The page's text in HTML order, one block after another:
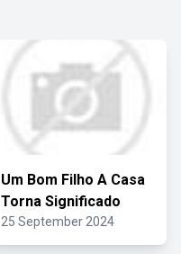
Um Bom Filho A Casa
Torna Significado
25 September 2024